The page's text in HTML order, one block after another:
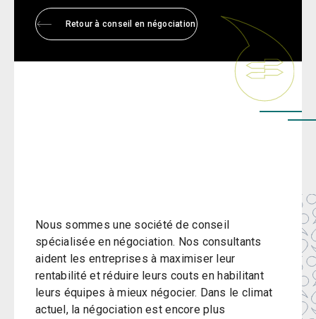
Retour à conseil en négociation
Nous sommes une société de conseil
spécialisée en négociation. Nos consultants
aident les entreprises à maximiser leur
rentabilité et réduire leurs couts en habilitant
leurs équipes à mieux négocier. Dans le climat
actuel, la négociation est encore plus